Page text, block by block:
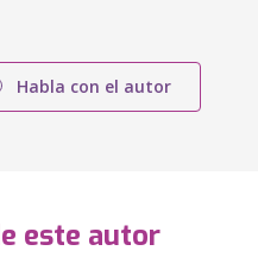
Habla con el autor
este autor